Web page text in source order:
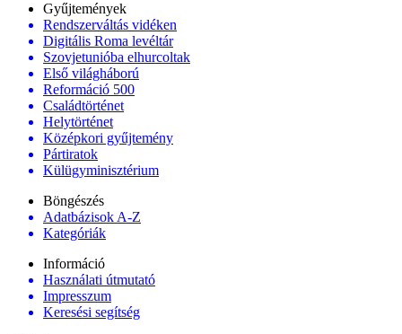
Gyűjtemények
Rendszerváltás vidéken
Digitális Roma levéltár
Szovjetunióba elhurcoltak
Első világháború
Reformáció 500
Családtörténet
Helytörténet
Középkori gyűjtemény
Pártiratok
Külügyminisztérium
Böngészés
Adatbázisok A-Z
Kategóriák
Információ
Használati útmutató
Impresszum
Keresési segítség